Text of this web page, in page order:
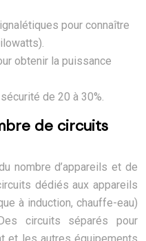
pour connaître
obtenir la puissance
de 20 à 30%.
de circuits
nombre d’appareils et de
dédiés aux appareils
à induction, chauffe-eau)
circuits séparés pour